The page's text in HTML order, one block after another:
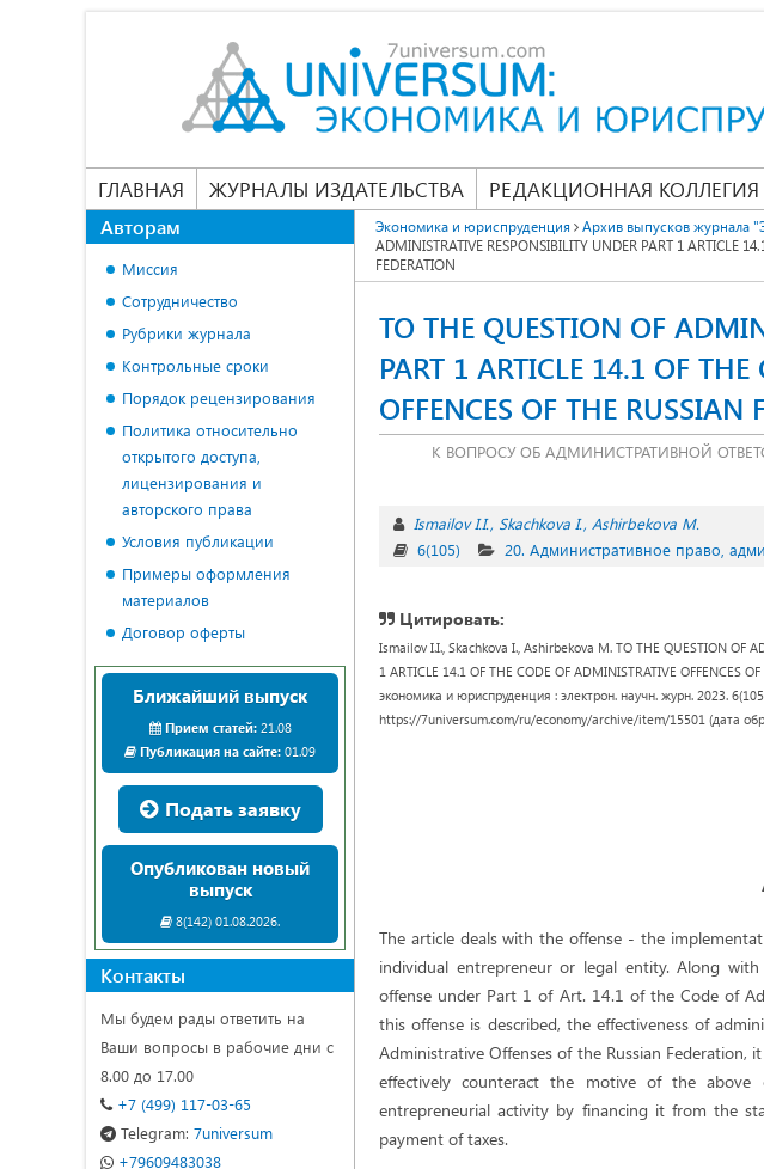
ГЛАВНАЯ ЖУРНАЛЫ ИЗДАТЕЛЬСТВА РЕДАКЦИОННАЯ КОЛЛЕГИЯ
Экономика и юриспруденция Архив выпусков журнала
ADMINISTRATIVE RESPONSIBILITY UNDER PART 1 ARTICLE
FEDERATION
TO THE QUESTION OF
PART 1 ARTICLE 14.1 OF
OFFENCES OF THE RUSSIAN
К ВОПРОСУ ОБ АДМИНИСТРАТИВНОЙ
Ismailov I.I. Skachkova I. Ashirbekova M.
6(105)
20. Административное право,
Цитировать:
Ismailov I.I., Skachkova I., Ashirbekova M. TO THE QUESTION OF
1 ARTICLE 14.1 OF THE CODE OF ADMINISTRATIVE OFFENCES
экономика и юриспруденция : электрон. научн. журн. 2023.
https://7universum.com/ru/economy/archive/item/15501 (дата
The article deals with the offense - the
individual entrepreneur or legal entity. Along
offense under Part 1 of Art. 14.1 of the Code of
this offense is described, the effectiveness of
Administrative Offenses of the Russian
effectively counteract the motive of the
entrepreneurial activity by financing it from the
payment of taxes.
Авторам
Миссия
Сотрудничество
Рубрики журнала
Контрольные сроки
Порядок рецензирования
Политика относительно
открытого доступа,
лицензирования и
авторского права
Условия публикации
Примеры оформления
материалов
Договор оферты
Ближайший выпуск
Прием статей:21.08
Публикация на сайте: 01.09
Подать заявку
Опубликован новый
выпуск
8(142) 01.08.2026.
Контакты
Мы будем рады ответить на
Ваши вопросы в рабочие дни с
8.00 до 17.00
+7 (499) 117-03-65
Telegram: 7universum
+79609483038